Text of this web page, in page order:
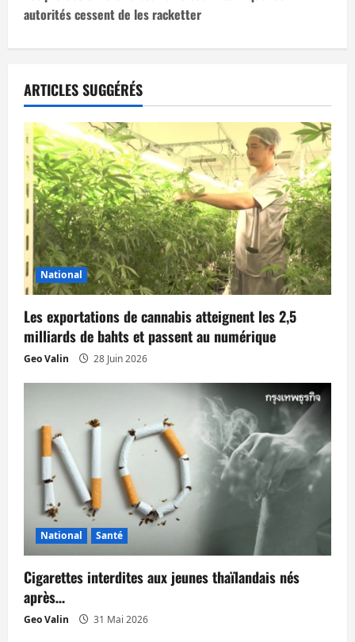
g
t
i
o
n
d
’
a
r
t
autorités cessent de les racketter
ARTICLES SUGGÉRÉS
National
Les exportations de cannabis atteignent les 2,5
milliards de bahts et passent au numérique
Geo Valin 28 Juin 2026
National Santé
Cigarettes interdites aux jeunes thaïlandais nés
après…
Geo Valin 31 Mai 2026